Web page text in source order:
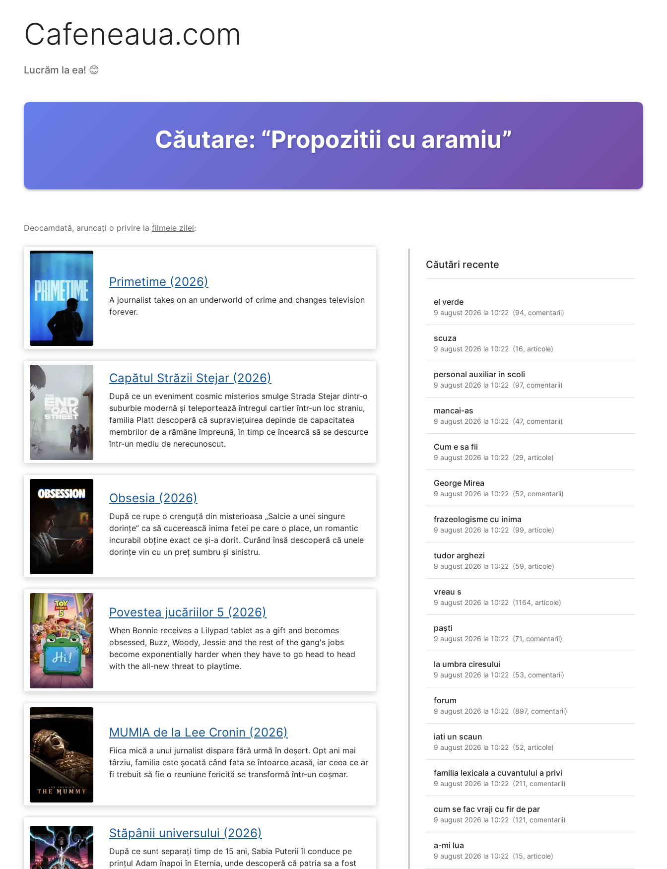
Cafeneaua.com
Lucrăm la ea! 😊
Căutare: “Propozitii cu aramiu”
Deocamdată, aruncați o privire la filmele zilei:
Primetime (2026)
A journalist takes on an underworld of crime and changes television
forever.
Capătul Străzii Stejar (2026)
După ce un eveniment cosmic misterios smulge Strada Stejar dintr-o
suburbie modernă și teleportează întregul cartier într-un loc straniu,
familia Platt descoperă că supraviețuirea depinde de capacitatea
membrilor de a rămâne împreună, în timp ce încearcă să se descurce
într-un mediu de nerecunoscut.
Obsesia (2026)
După ce rupe o crenguță din misterioasa „Salcie a unei singure
dorințe” ca să cucerească inima fetei pe care o place, un romantic
incurabil obține exact ce și-a dorit. Curând însă descoperă că unele
dorințe vin cu un preț sumbru și sinistru.
Povestea jucăriilor 5 (2026)
When Bonnie receives a Lilypad tablet as a gift and becomes
obsessed, Buzz, Woody, Jessie and the rest of the gang's jobs
become exponentially harder when they have to go head to head
with the all-new threat to playtime.
MUMIA de la Lee Cronin (2026)
Fiica mică a unui jurnalist dispare fără urmă în deșert. Opt ani mai
târziu, familia este șocată când fata se întoarce acasă, iar ceea ce ar
fi trebuit să fie o reuniune fericită se transformă într-un coșmar.
Stăpânii universului (2026)
După ce sunt separați timp de 15 ani, Sabia Puterii îl conduce pe
prințul Adam înapoi în Eternia, unde descoperă că patria sa a fost
Căutări recente
el verde
9 august 2026 la 10:22 (94,comentarii)
scuza
9 august 2026 la 10:22 (16,articole)
personal auxiliar in scoli
9 august 2026 la 10:22 (97,comentarii)
mancai-as
9 august 2026 la 10:22 (47,comentarii)
Cum e sa fii
9 august 2026 la 10:22 (29,articole)
George Mirea
9 august 2026 la 10:22 (52,comentarii)
frazeologisme cu inima
9 august 2026 la 10:22 (99,articole)
tudor arghezi
9 august 2026 la 10:22 (59,articole)
vreau s
9 august 2026 la 10:22 (1164,articole)
paști
9 august 2026 la 10:22 (71,comentarii)
la umbra ciresului
9 august 2026 la 10:22 (53,comentarii)
forum
9 august 2026 la 10:22 (897,comentarii)
iati un scaun
9 august 2026 la 10:22 (52,articole)
familia lexicala a cuvantului a privi
9 august 2026 la 10:22 (211,comentarii)
cum se fac vraji cu fir de par
9 august 2026 la 10:22 (121,comentarii)
a-mi lua
9 august 2026 la 10:22 (15,articole)